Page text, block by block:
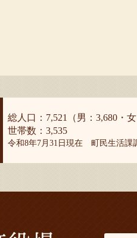
総人口：7,521（男：3,680・女
世帯数：3,535
令和8年7月31日現在 町民生活課